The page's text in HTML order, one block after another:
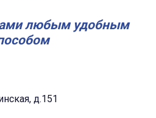
любым удобным
д.151